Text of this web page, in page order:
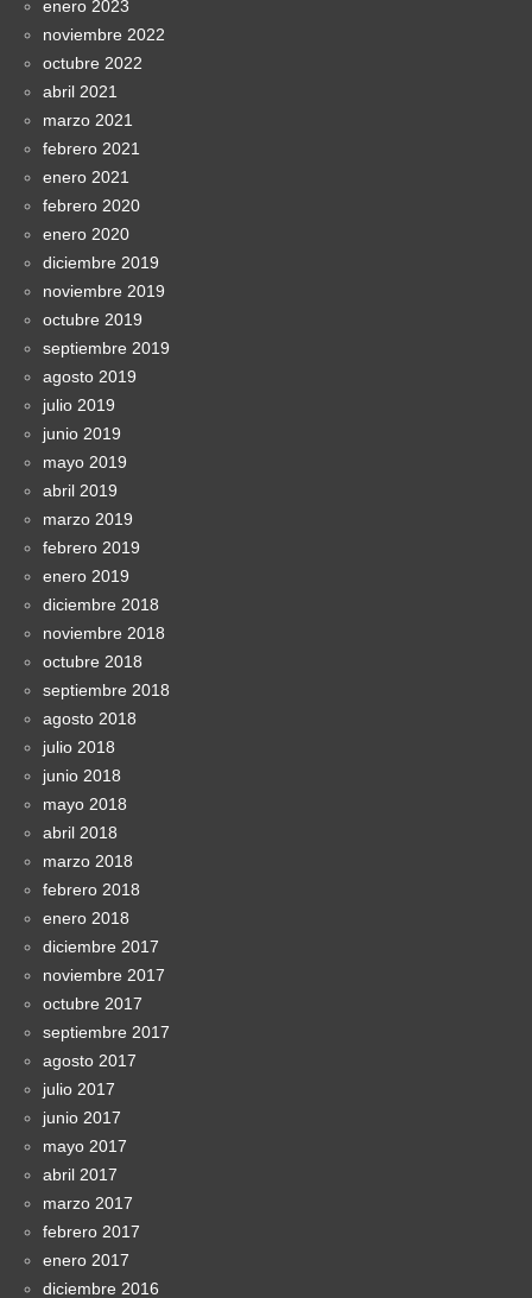
enero 2023
noviembre 2022
octubre 2022
abril 2021
marzo 2021
febrero 2021
enero 2021
febrero 2020
enero 2020
diciembre 2019
noviembre 2019
octubre 2019
septiembre 2019
agosto 2019
julio 2019
junio 2019
mayo 2019
abril 2019
marzo 2019
febrero 2019
enero 2019
diciembre 2018
noviembre 2018
octubre 2018
septiembre 2018
agosto 2018
julio 2018
junio 2018
mayo 2018
abril 2018
marzo 2018
febrero 2018
enero 2018
diciembre 2017
noviembre 2017
octubre 2017
septiembre 2017
agosto 2017
julio 2017
junio 2017
mayo 2017
abril 2017
marzo 2017
febrero 2017
enero 2017
diciembre 2016